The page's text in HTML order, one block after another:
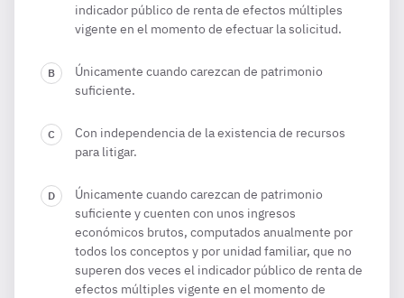
indicador público de renta de efectos múltiples
vigente en el momento de efectuar la solicitud.
Únicamente cuando carezcan de patrimonio
suficiente.
Con independencia de la existencia de recursos
para litigar.
Únicamente cuando carezcan de patrimonio
suficiente y cuenten con unos ingresos
económicos brutos, computados anualmente por
todos los conceptos y por unidad familiar, que no
superen dos veces el indicador público de renta de
efectos múltiples vigente en el momento de